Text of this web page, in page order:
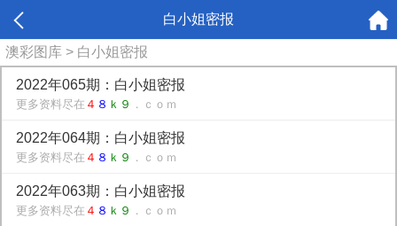
白小姐密报
澳彩图库 > 白小姐密报
2022年065期：白小姐密报
更多资料尽在 ４ ８ ｋ９ ．ｃｏｍ
2022年064期：白小姐密报
更多资料尽在 ４ ８ ｋ９ ．ｃｏｍ
2022年063期：白小姐密报
更多资料尽在 ４ ８ ｋ９ ．ｃｏｍ